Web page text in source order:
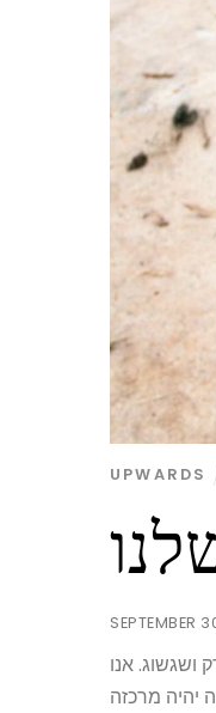
SEPTEMBER
UPWARDS
ושגשוג. אנו
יהיה מרכזה